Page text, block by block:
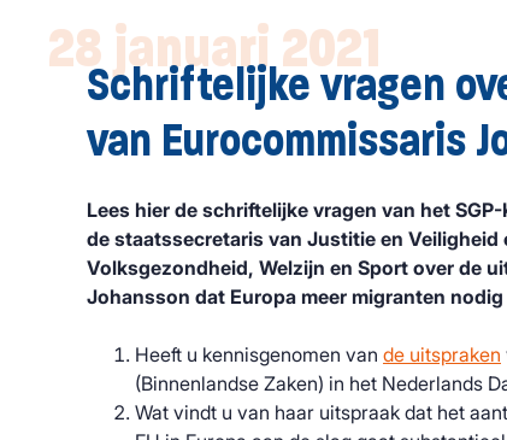
28 januari 2021
Schriftelijke vragen
van Eurocommissaris
Lees hier de schriftelijke vragen van het
de staatssecretaris van Justitie en Veiligheid
Volksgezondheid, Welzijn en Sport over de
Johansson dat Europa meer migranten
Heeft u kennisgenomen van de uitspraken
(Binnenlandse Zaken) in het Nederlands
Wat vindt u van haar uitspraak dat het